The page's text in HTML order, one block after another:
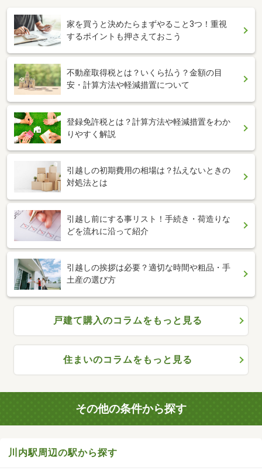
家を買うと決めたらまずやること3つ！重視
するポイントも押さえておこう
不動産取得税とは？いくら払う？金額の目
安・計算方法や軽減措置について
登録免許税とは？計算方法や軽減措置をわか
りやすく解説
引越しの初期費用の相場は？払えないときの
対処法とは
引越し前にする事リスト！手続き・荷造りな
どを流れに沿って紹介
引越しの挨拶は必要？適切な時間や粗品・手
土産の選び方
戸建て購入のコラムをもっと見る
住まいのコラムをもっと見る
その他の条件から探す
川内駅周辺の駅から探す